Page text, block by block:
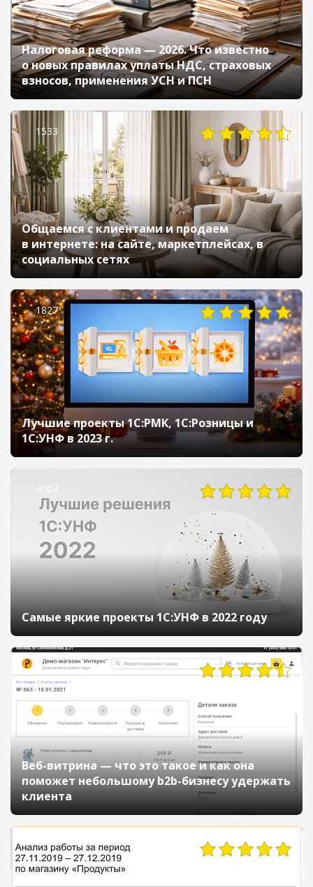
Налоговая реформа — 2026. Что известно
о новых правилах уплаты НДС, страховых
взносов, применения УСН и ПСН
1533
Общаемся с клиентами и продаем
в интернете: на сайте, маркетплейсах, в
социальных сетях
1827
Лучшие проекты 1С:РМК, 1С:Розницы и
1С:УНФ в 2023 г.
4004
Самые яркие проекты 1С:УНФ в 2022 году
Веб-витрина — что это такое и как она
поможет небольшому b2b-бизнесу удержать
клиента